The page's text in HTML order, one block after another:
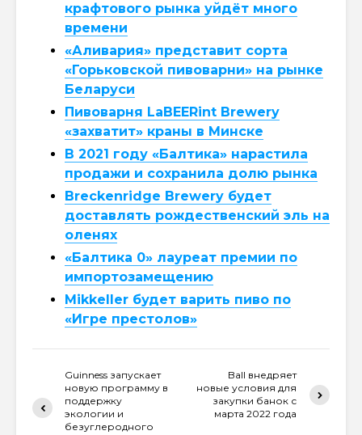
крафтового рынка уйдёт много
времени
«Аливария» представит сорта
«Горьковской пивоварни» на рынке
Беларуси
Пивоварня LaBEERint Brewery
«захватит» краны в Минске
В 2021 году «Балтика» нарастила
продажи и сохранила долю рынка
Breckenridge Brewery будет
доставлять рождественский эль на
оленях
«Балтика 0» лауреат премии по
импортозамещению
Mikkeller будет варить пиво по
«Игре престолов»
Guinness запускает
новую программу в
поддержку
экологии и
безуглеродного
Ball внедряет
новые условия для
закупки банок с
марта 2022 года